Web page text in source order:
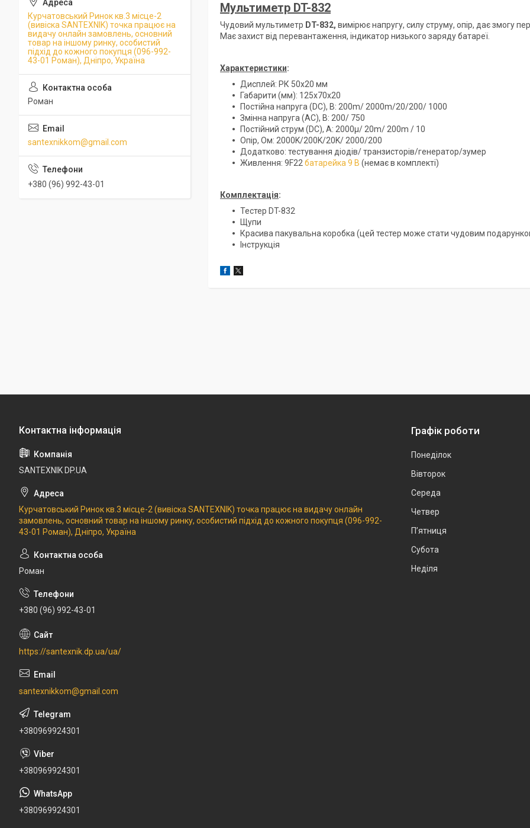
Мультиметр DT-832
Чудовий мультиметр DT-832, вимірює напругу, силу струму, опір, дає змогу
Має захист від перевантаження, індикатор низького заряду батареї.
Характеристики:
Дисплей: РК 50х20 мм
Габарити (мм): 125x70x20
Постійна напруга (DC), В: 200m/ 2000m/20/200/ 1000
Змінна напруга (AC), В: 200/ 750
Постійний струм (DC), А: 2000μ/ 20m/ 200m / 10
Опір, Ом: 2000K/200K/20K/ 2000/200
Додатково: тестування діодів/ транзисторів/генератор/зумер
Живлення: 9F22 батарейка 9 В (немає в комплекті)
Комплектація:
Тестер DT-832
Щупи
Красива пакувальна коробка (цей тестер може стати чудовим
Інструкція
Курчатовський Ринок кв.3 місце-2
(вивіска SANTEXNIK) точка працює на
видачу онлайн замовлень, основний
товар на іншому ринку, особистий
підхід до кожного покупця (096-992-
43-01 Роман), Дніпро, Україна
Роман
santexnikkom@gmail.com
+380 (96) 992-43-01
SANTEXNIK DP.UA
Курчатовський Ринок кв.3 місце-2 (вивіска SANTEXNIK) точка працює на видачу онлайн
замовлень, основний товар на іншому ринку, особистий підхід до кожного покупця (096-992-
43-01 Роман), Дніпро, Україна
Роман
+380 (96) 992-43-01
https://santexnik.dp.ua/ua/
santexnikkom@gmail.com
+380969924301
+380969924301
+380969924301
Графік роботи
Понеділок
Вівторок
Середа
Четвер
Пʼятниця
Субота
Неділя